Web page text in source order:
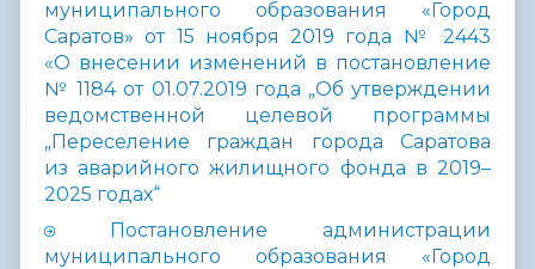
муниципального образования «Город
Саратов» от 15 ноября 2019 года № 2443
«О внесении изменений в постановление
№ 1184 от 01.07.2019 года „Об утверждении
ведомственной целевой программы
„Переселение граждан города Саратова
из аварийного жилищного фонда в 2019–
2025 годах“
Постановление администрации
муниципального образования «Город